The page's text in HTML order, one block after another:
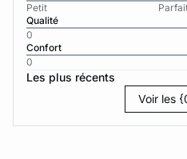
Petit
Qualité
0
Confort
0
Les plus récents
Voir les